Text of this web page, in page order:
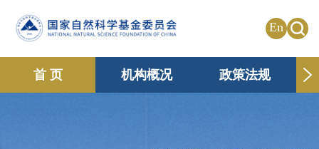
En
首 页 机构概况 政策法规